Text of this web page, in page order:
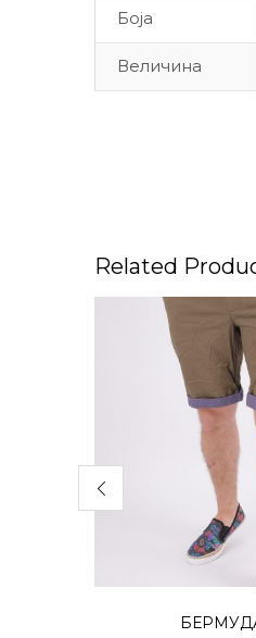
Боја
Величина
Related